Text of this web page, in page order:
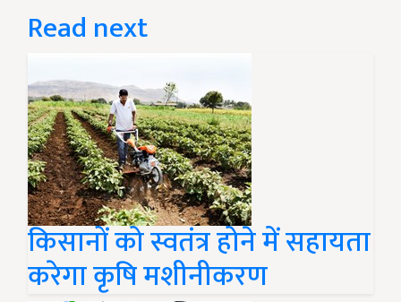
Read next
किसानों को स्वतंत्र होने में सहायता
करेगा कृषि मशीनीकरण